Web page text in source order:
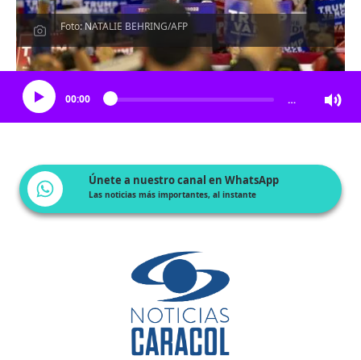
Foto: NATALIE BEHRING/AFP
Escucha el artículo
00:00 …
Únete a nuestro canal en WhatsApp
Las noticias más importantes, al instante